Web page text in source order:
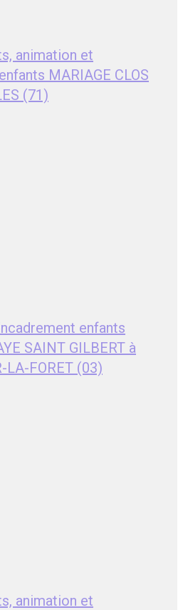
animation et
MARIAGE CLOS
(71)
enfants
SAINT GILBERT à
LA-FORET (03)
animation et